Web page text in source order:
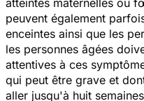
peuvent également
enceintes ainsi que les
les personnes âgées
attentives à ces
qui peut être grave et
aller jusqu'à huit